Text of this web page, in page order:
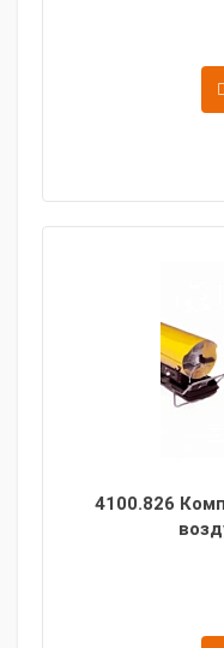
4100.826